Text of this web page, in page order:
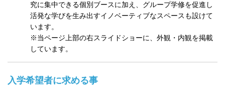
究に集中できる個別ブースに加え、グループ学修を促進し
活発な学びを生み出すイノベーティブなスペースも設けて
います。
※当ページ上部の右スライドショーに、外観・内観を掲載
しています。
入学希望者に求める事